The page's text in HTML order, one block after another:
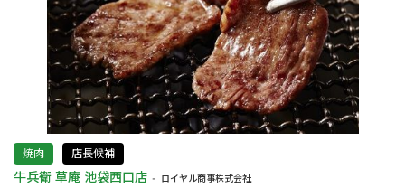
焼肉 店長候補
牛兵衛 草庵 池袋西口店 ロイヤル商事株式会社